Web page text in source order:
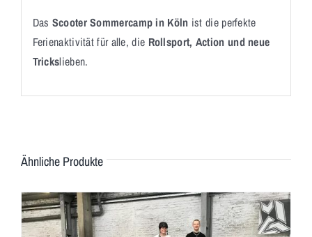
Das Scooter Sommercamp in Köln ist die perfekte
Ferienaktivität für alle, die Rollsport, Action und neue
Trickslieben.
Ähnliche Produkte